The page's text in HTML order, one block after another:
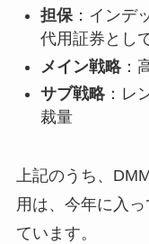
担保：インデ
代用証券とし
メイン戦略：
サブ戦略：レ
裁量
上記のうち、
用は、今年に入
ています。